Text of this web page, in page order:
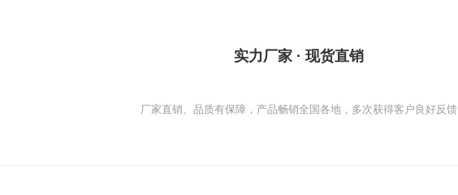
实力厂家 · 现货直销
厂家直销、品质有保障，产品畅销全国各地，多次获得客户良好反馈